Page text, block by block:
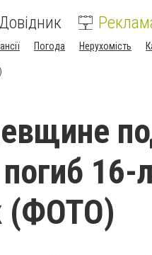
Погода Нерухомість
16-
(ФОТО)